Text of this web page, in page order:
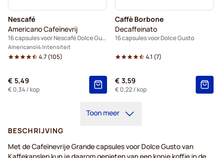
Nescafé
Americano Cafeïnevrij
16 capsules voor Nescafé Dolce Gusto
Americano 4 Intensiteit
4.7(105)
€ 5,49
€ 0,34/ kop
Caffè Borbone
Decaffeinato
16 capsules voor Dolce Gusto
4.1 (7)
€ 3,59
€ 0,22/ kop
Toon meer
BESCHRIJVING
Met de Cafeïnevrije Grande capsules voor Dolce Gusto van